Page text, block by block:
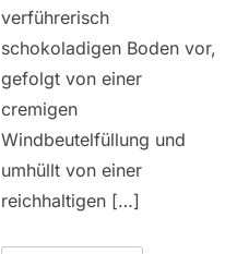
verführerisch
schokoladigen Boden vor,
gefolgt von einer
cremigen
Windbeutelfüllung und
umhüllt von einer
reichhaltigen […]